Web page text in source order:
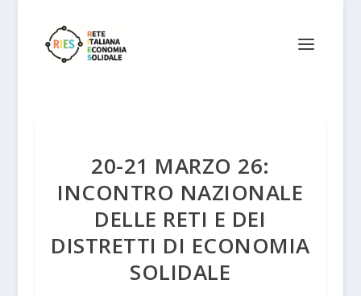
20-21 MARZO 26:
INCONTRO NAZIONALE
DELLE RETI E DEI
DISTRETTI DI ECONOMIA
SOLIDALE